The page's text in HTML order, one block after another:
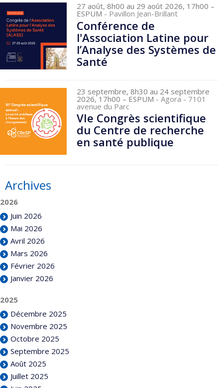
27 août, 8h00 au 29 août 2026, 17h00 –
ESPUM - Pavillon Jean-Brillant
Conférence de
l'Association Latine pour
l’Analyse des Systèmes de
Santé
23 septembre, 8h30 au 24 septembre
2026, 17h00 – ESPUM - Agora - 7101
avenue du Parc
VIe Congrès scientifique
du Centre de recherche
en santé publique
Archives
2026
Juin 2026
Mai 2026
Avril 2026
Mars 2026
Février 2026
Janvier 2026
2025
Décembre 2025
Novembre 2025
Octobre 2025
Septembre 2025
Août 2025
Juillet 2025